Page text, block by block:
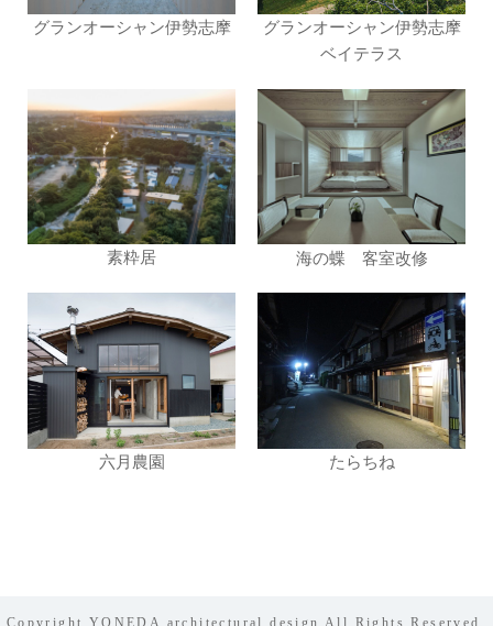
グランオーシャン伊勢志摩
グランオーシャン伊勢志摩
ベイテラス
素粋居 海の蝶 客室改修
六月農園 たらちね